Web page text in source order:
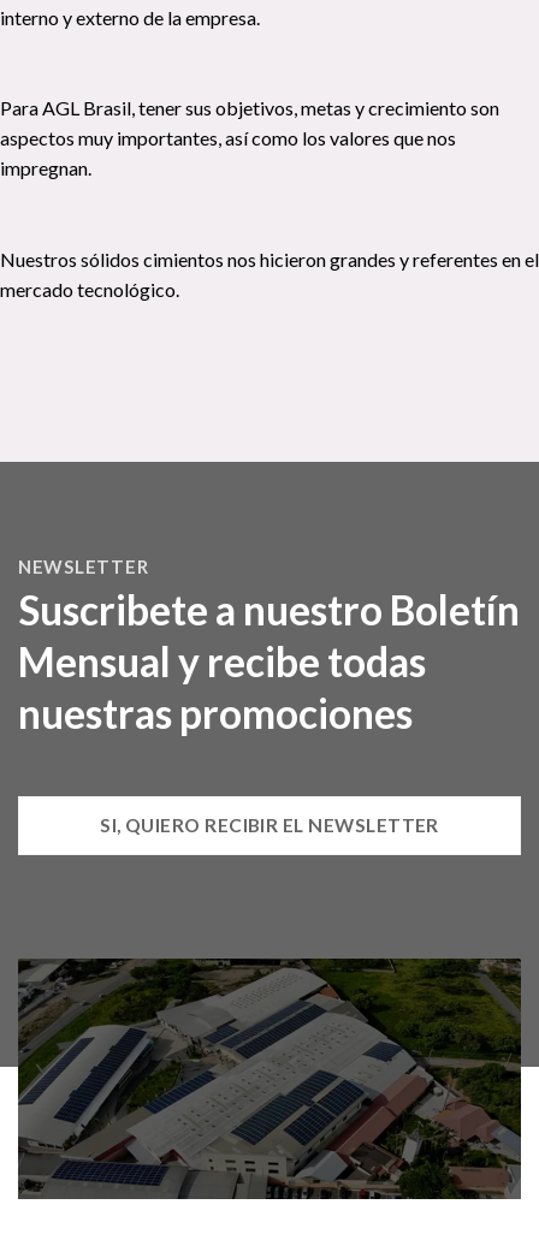
interno y externo de la empresa.
Para AGL Brasil, tener sus objetivos, metas y crecimiento son
aspectos muy importantes, así como los valores que nos
impregnan.
Nuestros sólidos cimientos nos hicieron grandes y referentes en el
mercado tecnológico.
NEWSLETTER
Suscribete a nuestro Boletín
Mensual y recibe todas
nuestras promociones
SI, QUIERO RECIBIR EL NEWSLETTER